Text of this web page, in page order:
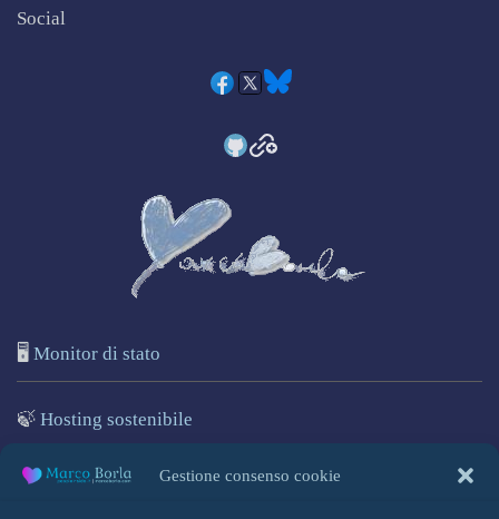
Gestione consenso cookie
Social
🖥️ Monitor di stato
🍃 Hosting sostenibile
🌐
Marcoborla.com